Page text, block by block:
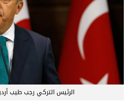
الرئيس التركي رجب طيب